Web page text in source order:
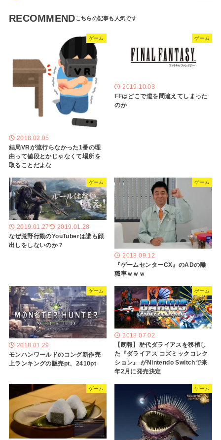
RECOMMEND
ゲーム
2018.02.05
結局VRが流行らなかった1番の理
由って値段とかじゃなくて場所を
取ることだよな
ゲーム
2019.10.03
FFはどこで道を間違えてしまった
のか
ゲーム
2019.01.27 2019.01.28
なぜ荒野行動のYouTuberは誰も顔
出しをしないのか？
ゲーム
2018.09.12
『ゲームセンターCX』のADの離
職率ｗｗｗ
ゲーム
2018.01.29
モンハンワールドのコング新作売
上ランキングの販売pt、2410pt
ゲーム
2018.07.02
【朗報】歴代ダライアスを移植し
た『ダライアス コズミックコレク
ション』 がNintendo Switchで来
年2月に発売決定
ゲーム ゲーム